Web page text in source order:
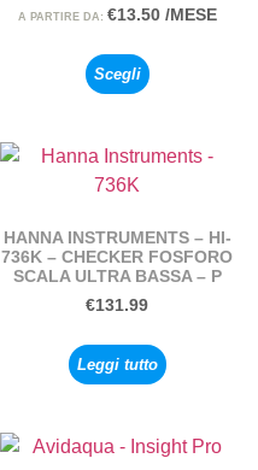
A PARTIRE DA: €13.50 /MESE
Scegli
HANNA INSTRUMENTS – HI-
736K – CHECKER FOSFORO
SCALA ULTRA BASSA – P
€131.99
Leggi tutto